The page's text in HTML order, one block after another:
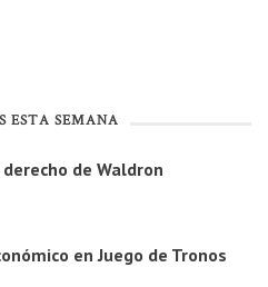
ESTA SEMANA
de Waldron
en Juego de Tronos